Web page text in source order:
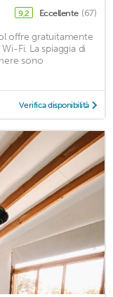
9,2 Eccellente (67)
offre gratuitamente
Fi. La spiaggia di
sono
Verifica disponibilità